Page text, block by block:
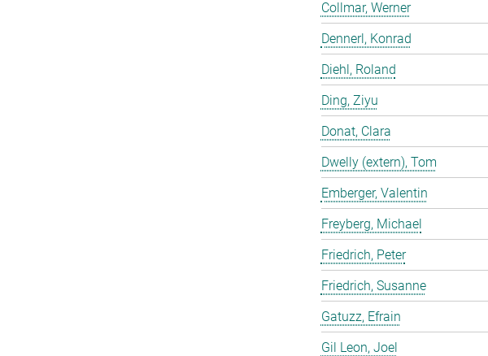
Collmar, Werner
Dennerl, Konrad
Diehl, Roland
Ding, Ziyu
Donat, Clara
Dwelly (extern), Tom
Emberger, Valentin
Freyberg, Michael
Friedrich, Peter
Friedrich, Susanne
Gatuzz, Efrain
Gil Leon, Joel